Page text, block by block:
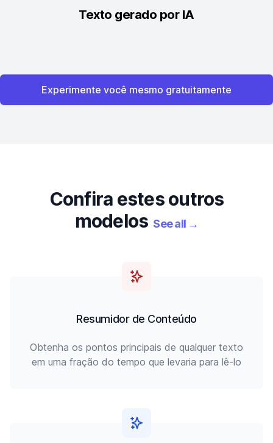
Texto gerado por IA
Experimente você mesmo gratuitamente
Confira estes outros
modelos See all →
Resumidor de Conteúdo
Obtenha os pontos principais de qualquer texto
em uma fração do tempo que levaria para lê-lo